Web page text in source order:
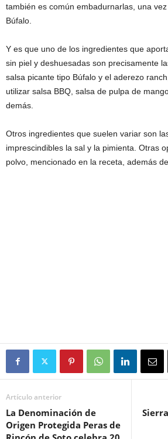
también es común embadurnarlas, una
Búfalo.
Y es que uno de los ingredientes que
sin piel y deshuesadas son precisamente
salsa picante tipo Búfalo y el aderezo
utilizar salsa BBQ, salsa de pulpa de
demás.
Otros ingredientes que suelen variar son
imprescindibles la sal y la pimienta. Otras
polvo, mencionado en la receta, además
Artículo anterior
La Denominación de
Origen Protegida Peras de